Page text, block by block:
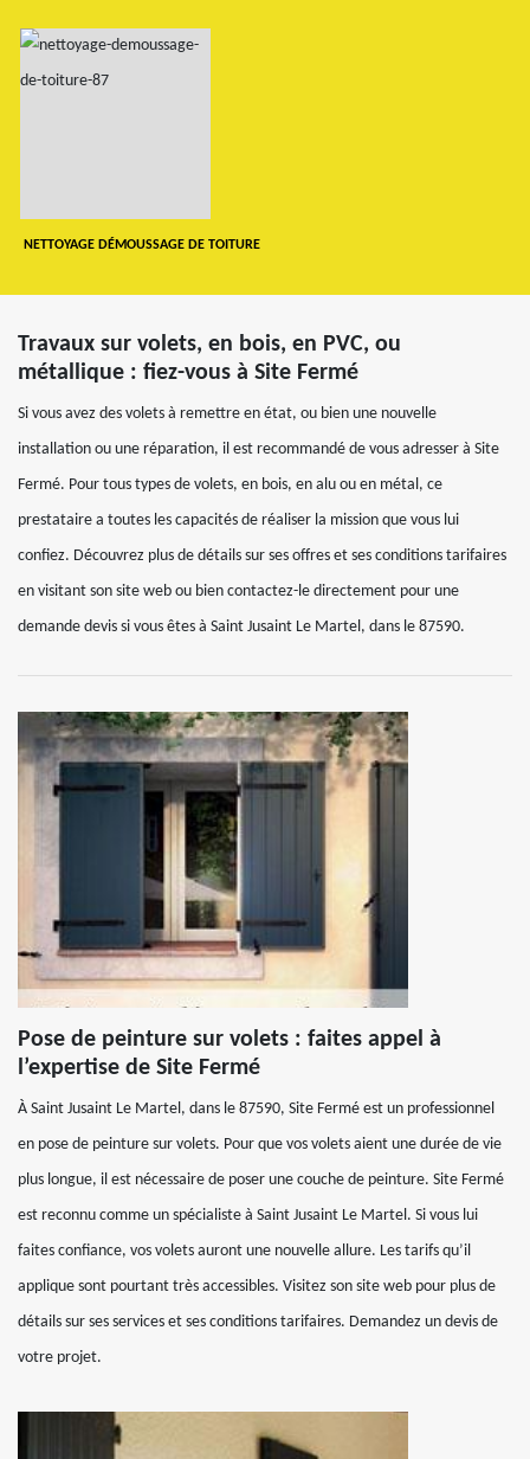
NETTOYAGE DÉMOUSSAGE DE TOITURE
Travaux sur volets, en bois, en PVC, ou
métallique : fiez-vous à Site Fermé
Si vous avez des volets à remettre en état, ou bien une nouvelle
installation ou une réparation, il est recommandé de vous adresser à Site
Fermé. Pour tous types de volets, en bois, en alu ou en métal, ce
prestataire a toutes les capacités de réaliser la mission que vous lui
confiez. Découvrez plus de détails sur ses offres et ses conditions tarifaires
en visitant son site web ou bien contactez-le directement pour une
demande devis si vous êtes à Saint Jusaint Le Martel, dans le 87590.
Pose de peinture sur volets : faites appel à
l’expertise de Site Fermé
À Saint Jusaint Le Martel, dans le 87590, Site Fermé est un professionnel
en pose de peinture sur volets. Pour que vos volets aient une durée de vie
plus longue, il est nécessaire de poser une couche de peinture. Site Fermé
est reconnu comme un spécialiste à Saint Jusaint Le Martel. Si vous lui
faites confiance, vos volets auront une nouvelle allure. Les tarifs qu’il
applique sont pourtant très accessibles. Visitez son site web pour plus de
détails sur ses services et ses conditions tarifaires. Demandez un devis de
votre projet.